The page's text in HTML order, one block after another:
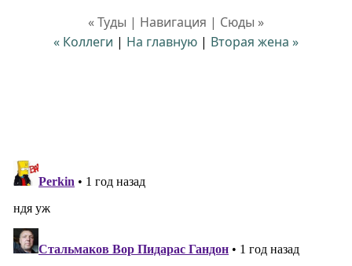
« Туды | Навигация | Сюды »
« Коллеги | На главную | Вторая жена »